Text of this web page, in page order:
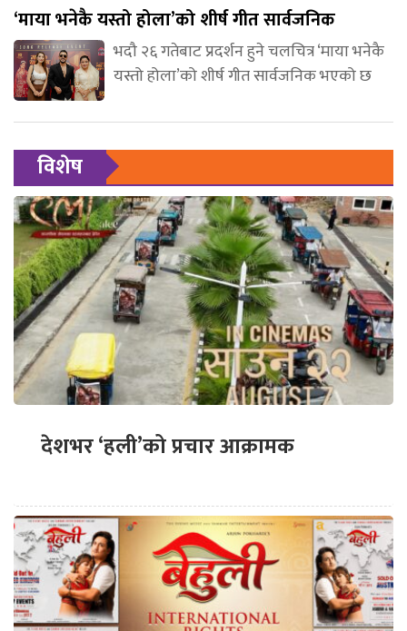
‘माया भनेकै यस्तो होला’को शीर्ष गीत सार्वजनिक
भदौ २६ गतेबाट प्रदर्शन हुने चलचित्र ‘माया भनेकै
यस्तो होला’को शीर्ष गीत सार्वजनिक भएको छ
विशेष
देशभर ‘हली’को प्रचार आक्रामक